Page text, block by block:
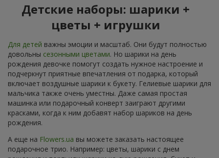
Детские наборы: шарики +
цветы + игрушки
Для детей важны эмоции и масштаб. Они будут полностью
довольны сезонными цветами. Но шарики на день
рождения девочке помогут создать нужное настроение и
подчеркнут приятные впечатления от подарка, который
включает воздушные шарики к букету. Гелиевые шарики для
мальчика также очень уместны. Даже самая простая
машинка или подарочный конверт заиграют другими
красками, когда к ним добавят набор шариков на день
рождения.
А еще на Flowers.ua вы можете заказать настоящее
подарочное трио. Например: цветы, шарики с днем